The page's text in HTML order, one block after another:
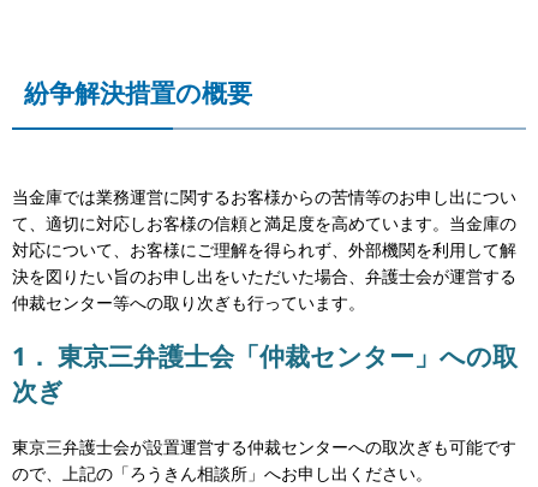
紛争解決措置の概要
当金庫では業務運営に関するお客様からの苦情等のお申し出につい
て、適切に対応しお客様の信頼と満足度を高めています。当金庫の
対応について、お客様にご理解を得られず、外部機関を利用して解
決を図りたい旨のお申し出をいただいた場合、弁護士会が運営する
仲裁センター等への取り次ぎも行っています。
1． 東京三弁護士会「仲裁センター」への取
次ぎ
東京三弁護士会が設置運営する仲裁センターへの取次ぎも可能です
ので、上記の「ろうきん相談所」へお申し出ください。